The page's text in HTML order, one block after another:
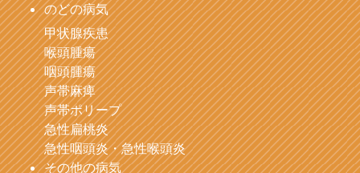
のどの病気
甲状腺疾患
喉頭腫瘍
咽頭腫瘍
声帯麻痺
声帯ポリープ
急性扁桃炎
急性咽頭炎・急性喉頭炎
その他の病気